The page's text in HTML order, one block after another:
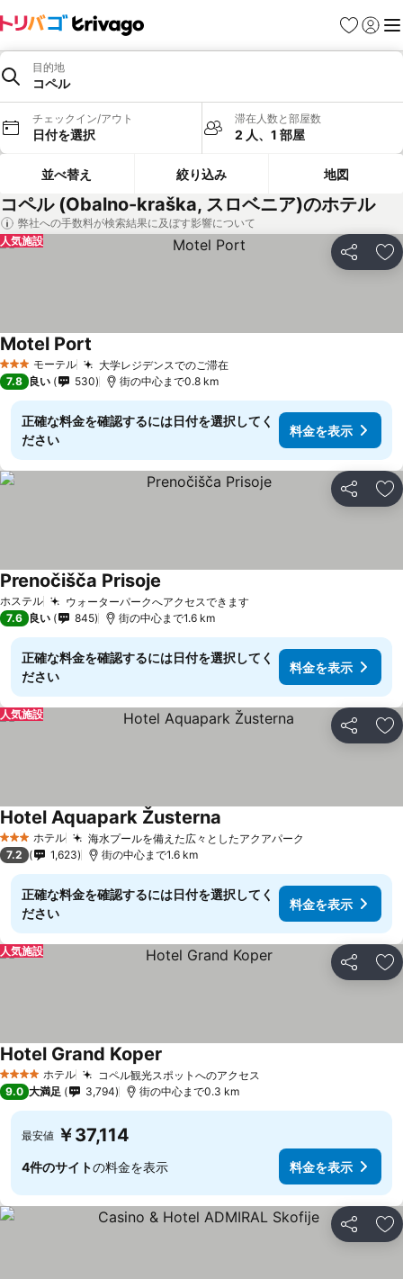
お気に入り
ログイ
メ
目的地
コペル
チェックイン/アウト
日付を選択
滞在人数と部屋数
2 人、1 部屋
並べ替え 絞り込み 地図
コペル (Obalno-kraška, スロベニア)のホテル
弊社への手数料が検索結果に及ぼす影響について
シェア お
人気施設
3 ホテルのランク
モーテル 大学レジデンスでのご滞在
Motel Port
7.8 良い 530 街の中心まで0.8 km
正確な料金を確認するには日付を選択してく
ださい
料金を表示
シェア お
ホステル ウォーターパークへアクセスできます
Prenočišča Prisoje
7.6 良い 845 街の中心まで1.6 km
正確な料金を確認するには日付を選択してく
ださい
料金を表示
シェア お
人気施設
3 ホテルのランク
ホテル 海水プールを備えた広々としたアクアパーク
Hotel Aquapark Žusterna
7.2 1,623 街の中心まで1.6 km
正確な料金を確認するには日付を選択してく
ださい
料金を表示
シェア お
人気施設
4 ホテルのランク
ホテル コペル観光スポットへのアクセス
Hotel Grand Koper
9.0 大満足 3,794 街の中心まで0.3 km
最安値 ￥37,114
4件のサイトの料金を表示 料金を表示
シェア お